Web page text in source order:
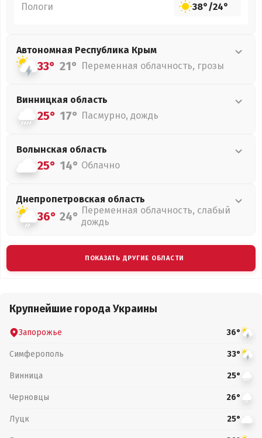
Пологи 38°/24°
Автономная Республика Крым
33° 21° Переменная облачность, грозы
Винницкая область
25° 17° Пасмурно, дождь
Волынская область
25° 14° Облачно
Днепропетровская область
36° 24° Переменная облачность, слабый
дождь
ПОКАЗАТЬ ДРУГИЕ ОБЛАСТИ
Крупнейшие города Украины
Запорожье 36°
Симферополь 33°
Винница 25°
Черновцы 26°
Луцк 25°